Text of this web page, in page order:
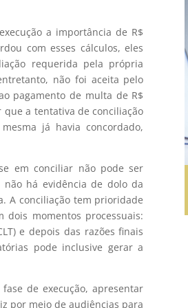
a importância de R$
com esses cálculos, eles
requerida pela própria
não foi aceita pelo
pagamento de multa de R$
que a tentativa de conciliação
já havia concordado,
em conciliar não pode ser
há evidência de dolo da
A conciliação tem prioridade
momentos processuais:
e depois das razões finais
pode inclusive gerar a
de execução, apresentar
por meio de audiências para